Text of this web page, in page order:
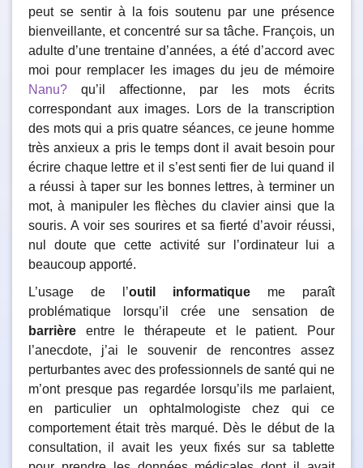
peut se sentir à la fois soutenu par une présence
bienveillante, et concentré sur sa tâche. François, un
adulte d’une trentaine d’années, a été d’accord avec
moi pour remplacer les images du jeu de mémoire
Nanu? qu’il affectionne, par les mots écrits
correspondant aux images. Lors de la transcription
des mots qui a pris quatre séances, ce jeune homme
très anxieux a pris le temps dont il avait besoin pour
écrire chaque lettre et il s’est senti fier de lui quand il
a réussi à taper sur les bonnes lettres, à terminer un
mot, à manipuler les flèches du clavier ainsi que la
souris. A voir ses sourires et sa fierté d’avoir réussi,
nul doute que cette activité sur l’ordinateur lui a
beaucoup apporté.
L’usage de l’outil informatique me paraît
problématique lorsqu’il crée une sensation de
barrière entre le thérapeute et le patient. Pour
l’anecdote, j’ai le souvenir de rencontres assez
perturbantes avec des professionnels de santé qui ne
m’ont presque pas regardée lorsqu’ils me parlaient,
en particulier un ophtalmologiste chez qui ce
comportement était très marqué. Dès le début de la
consultation, il avait les yeux fixés sur sa tablette